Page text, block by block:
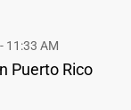
11:33 AM
Puerto Rico